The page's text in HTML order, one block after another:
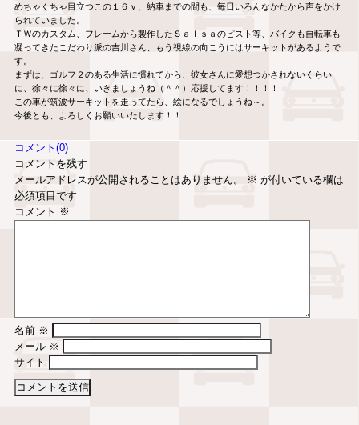
めちゃくちゃ目立つこの１６ｖ、納車までの間も、毎日いろんなかたから声をかけ
られていました。
ＴＷのカスタム、フレームから製作したＳａｌｓａのピスト等、バイクも自転車も
凝ってきたこだわり派の吉川さん、もう視線の向こうにはサーキットがあるようで
す。
まずは、ゴルフ２のある生活に慣れてから、彼女さんに愛想つかされないくらい
に、徐々に徐々に、いきましょうね（＾＾）応援してます！！！！
この車が筑波サーキットを走ってたら、絵になるでしょうね～。
今後とも、よろしくお願いいたします！！
コメント(0)
コメントを残す
メールアドレスが公開されることはありません。
※ が付いている欄は
必須項目です
コメント ※
名前 ※
メール ※
サイト